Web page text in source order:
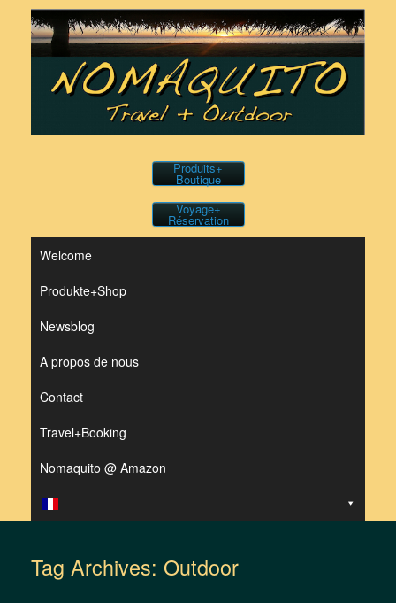
content
Produits+
Boutique
Voyage+
Réservation
Welcome
Produkte+Shop
Newsblog
A propos de nous
Contact
Travel+Booking
Nomaquito @ Amazon
Tag Archives: Outdoor